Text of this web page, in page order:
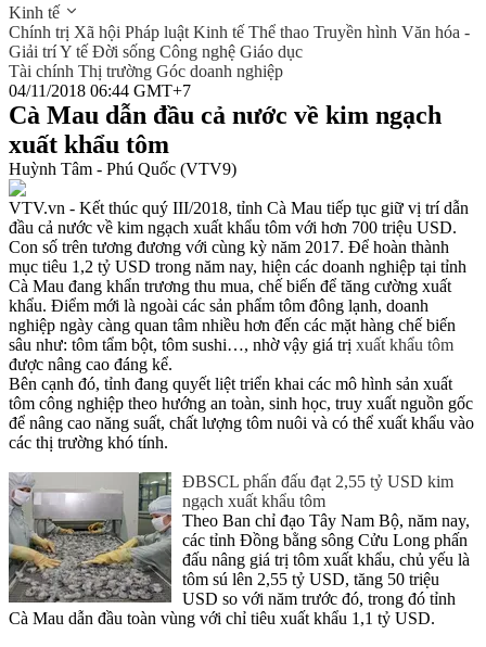
Kinh tế
Chính trị Xã hội Pháp luật Kinh tế Thể thao Truyền hình Văn hóa -
Giải tríY tế Đời sống Công nghệ Giáo dục
Tài chính Thị trường Góc doanh nghiệp
04/11/2018 06:44 GMT+7
Cà Mau dẫn đầu cả nước về kim ngạch
xuất khẩu tôm
Huỳnh Tâm - Phú Quốc (VTV9)
VTV.vn - Kết thúc quý III/2018, tỉnh Cà Mau tiếp tục giữ vị trí dẫn
đầu cả nước về kim ngạch xuất khẩu tôm với hơn 700 triệu USD.
Con số trên tương đương với cùng kỳ năm 2017. Để hoàn thành
mục tiêu 1,2 tỷ USD trong năm nay, hiện các doanh nghiệp tại tỉnh
Cà Mau đang khẩn trương thu mua, chế biến để tăng cường xuất
khẩu. Điểm mới là ngoài các sản phẩm tôm đông lạnh, doanh
nghiệp ngày càng quan tâm nhiều hơn đến các mặt hàng chế biến
sâu như: tôm tẩm bột, tôm sushi…, nhờ vậy giá trị xuất khẩu tôm
được nâng cao đáng kể.
Bên cạnh đó, tỉnh đang quyết liệt triển khai các mô hình sản xuất
tôm công nghiệp theo hướng an toàn, sinh học, truy xuất nguồn gốc
để nâng cao năng suất, chất lượng tôm nuôi và có thể xuất khẩu vào
các thị trường khó tính.
ĐBSCL phấn đấu đạt 2,55 tỷ USD kim
ngạch xuất khẩu tôm
Theo Ban chỉ đạo Tây Nam Bộ, năm nay,
các tỉnh Đồng bằng sông Cửu Long phấn
đấu nâng giá trị tôm xuất khẩu, chủ yếu là
tôm sú lên 2,55 tỷ USD, tăng 50 triệu
USD so với năm trước đó, trong đó tỉnh
Cà Mau dẫn đầu toàn vùng với chỉ tiêu xuất khẩu 1,1 tỷ USD.